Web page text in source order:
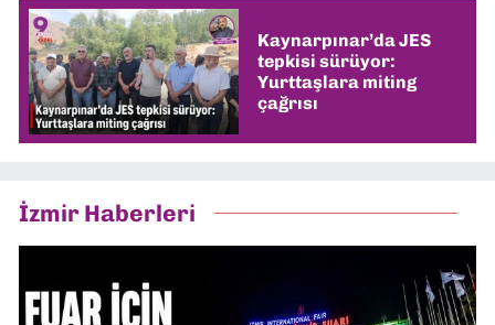
Kaynarpınar’da JES
tepkisi sürüyor:
Yurttaşlara miting
çağrısı
İzmir Haberleri